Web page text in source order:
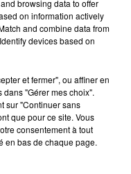
browsing data to offer
on information actively
and combine data from
devices based on
et fermer", ou affiner en
"Gérer mes choix".
sur "Continuer sans
que pour ce site. Vous
consentement à tout
en bas de chaque page.